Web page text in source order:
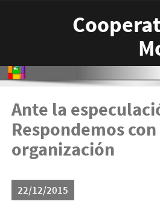
Ante la
Respondemos con
organización
22/12/2015